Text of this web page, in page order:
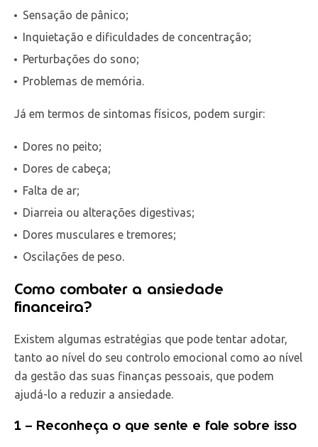
Sensação de pânico;
Inquietação e dificuldades de concentração;
Perturbações do sono;
Problemas de memória.
Já em termos de sintomas físicos, podem surgir:
Dores no peito;
Dores de cabeça;
Falta de ar;
Diarreia ou alterações digestivas;
Dores musculares e tremores;
Oscilações de peso.
Como combater a ansiedade
financeira?
Existem algumas estratégias que pode tentar adotar,
tanto ao nível do seu controlo emocional como ao nível
da gestão das suas finanças pessoais, que podem
ajudá-lo a reduzir a ansiedade.
1 – Reconheça o que sente e fale sobre isso